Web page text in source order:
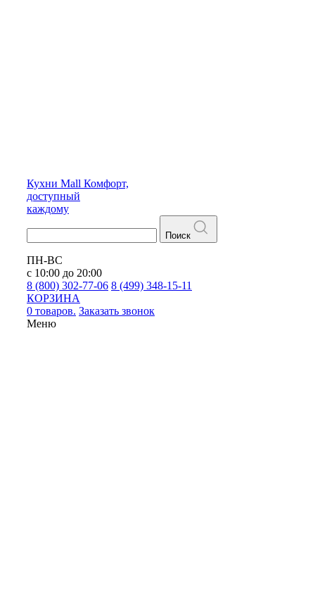
Кухни Mall Комфорт,
доступный
каждому
Поиск
ПН-ВС
с 10:00 до 20:00
8 (800) 302-77-06 8 (499) 348-15-11
КОРЗИНА
0 товаров. Заказать звонок
Меню